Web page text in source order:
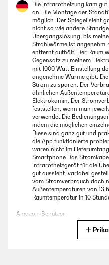
Die Infrarotheizung kam
an. Die Montage der
möglich. Der Spiegel sieht
nicht so wie andere
Übergangslösung, bis
Strahlwärme ist
entfernt aufhält. Der Raum
Gegensatz zu meinem
mit 1000 Watt Einstellung
angenehme Wärme gibt.
Strom zu sparen. Der
ähnlichen
Elektrokamin. Der
feststellen, wenn man
verwendet.Die
indem die möglichen
Diese sind ganz gut und
die App funktionierte
waren nicht im
Smartphone.Das
Infrarotheizgerät für die
gut aussieht, variabel
vom Stromverbrauch doch
Außentemperaturen von 13
Raumtemperatur in 10
Amazon-Benutzer